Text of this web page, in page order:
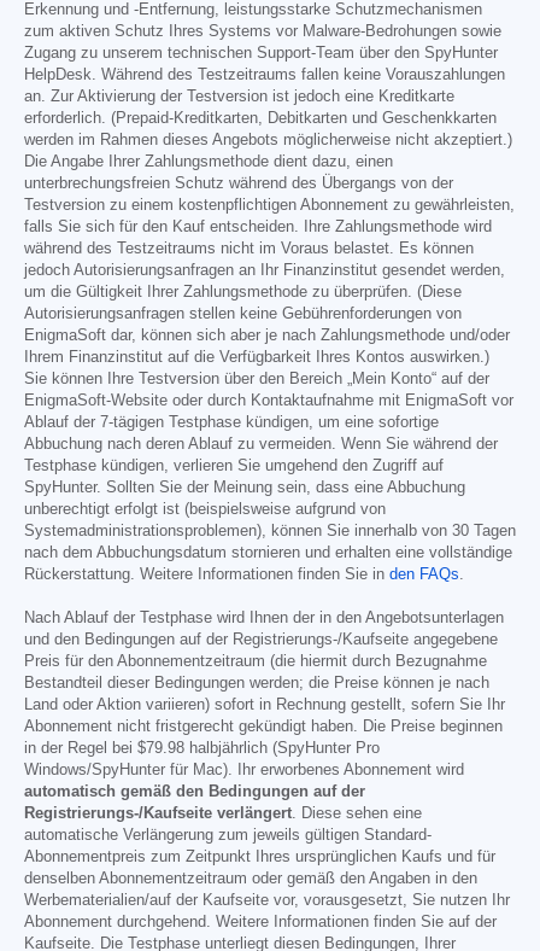
Erkennung und -Entfernung, leistungsstarke Schutzmechanismen
zum aktiven Schutz Ihres Systems vor Malware-Bedrohungen sowie
Zugang zu unserem technischen Support-Team über den SpyHunter
HelpDesk. Während des Testzeitraums fallen keine Vorauszahlungen
an. Zur Aktivierung der Testversion ist jedoch eine Kreditkarte
erforderlich. (Prepaid-Kreditkarten, Debitkarten und Geschenkkarten
werden im Rahmen dieses Angebots möglicherweise nicht akzeptiert.)
Die Angabe Ihrer Zahlungsmethode dient dazu, einen
unterbrechungsfreien Schutz während des Übergangs von der
Testversion zu einem kostenpflichtigen Abonnement zu gewährleisten,
falls Sie sich für den Kauf entscheiden. Ihre Zahlungsmethode wird
während des Testzeitraums nicht im Voraus belastet. Es können
jedoch Autorisierungsanfragen an Ihr Finanzinstitut gesendet werden,
um die Gültigkeit Ihrer Zahlungsmethode zu überprüfen. (Diese
Autorisierungsanfragen stellen keine Gebührenforderungen von
EnigmaSoft dar, können sich aber je nach Zahlungsmethode und/oder
Ihrem Finanzinstitut auf die Verfügbarkeit Ihres Kontos auswirken.)
Sie können Ihre Testversion über den Bereich „Mein Konto“ auf der
EnigmaSoft-Website oder durch Kontaktaufnahme mit EnigmaSoft vor
Ablauf der 7-tägigen Testphase kündigen, um eine sofortige
Abbuchung nach deren Ablauf zu vermeiden. Wenn Sie während der
Testphase kündigen, verlieren Sie umgehend den Zugriff auf
SpyHunter. Sollten Sie der Meinung sein, dass eine Abbuchung
unberechtigt erfolgt ist (beispielsweise aufgrund von
Systemadministrationsproblemen), können Sie innerhalb von 30 Tagen
nach dem Abbuchungsdatum stornieren und erhalten eine vollständige
Rückerstattung. Weitere Informationen finden Sie in den FAQs.
Nach Ablauf der Testphase wird Ihnen der in den Angebotsunterlagen
und den Bedingungen auf der Registrierungs-/Kaufseite angegebene
Preis für den Abonnementzeitraum (die hiermit durch Bezugnahme
Bestandteil dieser Bedingungen werden; die Preise können je nach
Land oder Aktion variieren) sofort in Rechnung gestellt, sofern Sie Ihr
Abonnement nicht fristgerecht gekündigt haben. Die Preise beginnen
in der Regel bei $79.98 halbjährlich (SpyHunter Pro
Windows/SpyHunter für Mac). Ihr erworbenes Abonnement wird
automatisch gemäß den Bedingungen auf der
Registrierungs-/Kaufseite verlängert. Diese sehen eine
automatische Verlängerung zum jeweils gültigen Standard-
Abonnementpreis zum Zeitpunkt Ihres ursprünglichen Kaufs und für
denselben Abonnementzeitraum oder gemäß den Angaben in den
Werbematerialien/auf der Kaufseite vor, vorausgesetzt, Sie nutzen Ihr
Abonnement durchgehend. Weitere Informationen finden Sie auf der
Kaufseite. Die Testphase unterliegt diesen Bedingungen, Ihrer